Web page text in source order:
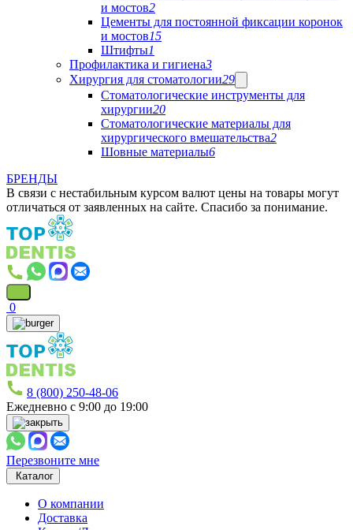
и мостов2
Цементы для постоянной фиксации коронок
и мостов15
Штифты1
Профилактика и гигиена3
Хирургия для стоматологии29
Стоматологические инструменты для
хирургии20
Стоматологические материалы для
хирургического вмешательства2
Шовные материалы6
БРЕНДЫ
В связи с нестабильным курсом валют цены на товары могут
отличаться от заявленных на сайте. Спасибо за понимание.
0
8 (800) 250-48-06
Ежедневно с 9:00 до 19:00
Перезвоните мне
Каталог
О компании
Доставка